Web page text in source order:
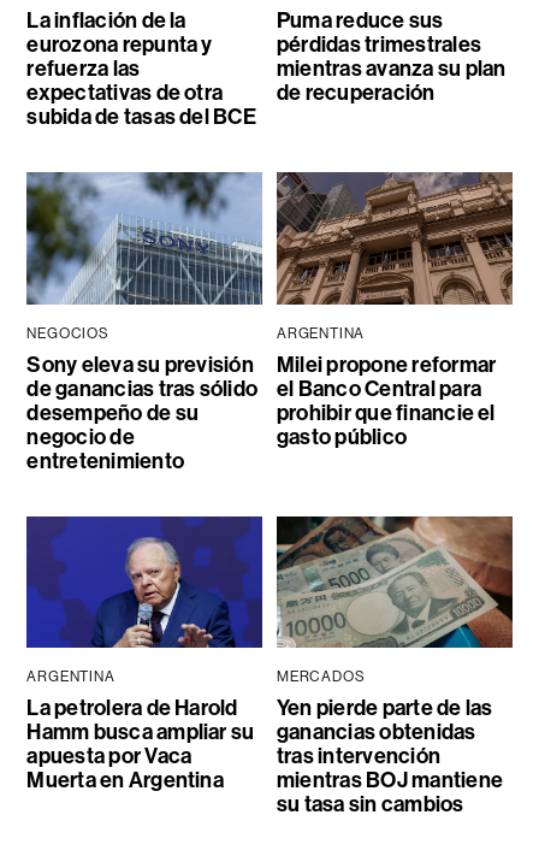
La inflación de la
eurozona repunta y
refuerza las
expectativas de otra
subida de tasas del BCE
Puma reduce sus
pérdidas trimestrales
mientras avanza su plan
de recuperación
NEGOCIOS
Sony eleva su previsión
de ganancias tras sólido
desempeño de su
negocio de
entretenimiento
ARGENTINA
Milei propone reformar
el Banco Central para
prohibir que financie el
gasto público
ARGENTINA
La petrolera de Harold
Hamm busca ampliar su
apuesta por Vaca
Muerta en Argentina
MERCADOS
Yen pierde parte de las
ganancias obtenidas
tras intervención
mientras BOJ mantiene
su tasa sin cambios